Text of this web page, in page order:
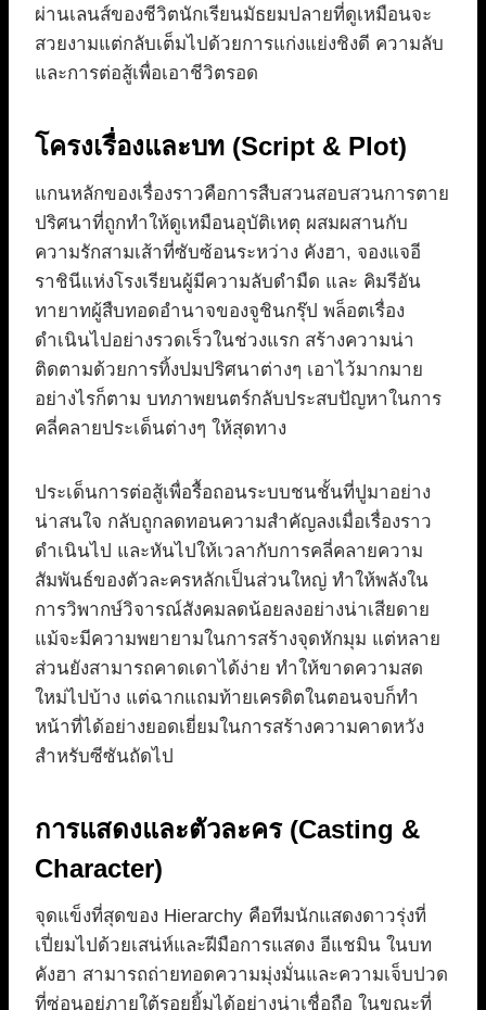
ผ่านเลนส์ของชีวิตนักเรียนมัธยมปลายที่ดูเหมือนจะ
สวยงามแต่กลับเต็มไปด้วยการแก่งแย่งชิงดี ความลับ
และการต่อสู้เพื่อเอาชีวิตรอด
โครงเรื่องและบท (Script & Plot)
แกนหลักของเรื่องราวคือการสืบสวนสอบสวนการตาย
ปริศนาที่ถูกทำให้ดูเหมือนอุบัติเหตุ ผสมผสานกับ
ความรักสามเส้าที่ซับซ้อนระหว่าง คังฮา, จองแจอี
ราชินีแห่งโรงเรียนผู้มีความลับดำมืด และ คิมรีอัน
ทายาทผู้สืบทอดอำนาจของจูชินกรุ๊ป พล็อตเรื่อง
ดำเนินไปอย่างรวดเร็วในช่วงแรก สร้างความน่า
ติดตามด้วยการทิ้งปมปริศนาต่างๆ เอาไว้มากมาย
อย่างไรก็ตาม บทภาพยนตร์กลับประสบปัญหาในการ
คลี่คลายประเด็นต่างๆ ให้สุดทาง
ประเด็นการต่อสู้เพื่อรื้อถอนระบบชนชั้นที่ปูมาอย่าง
น่าสนใจ กลับถูกลดทอนความสำคัญลงเมื่อเรื่องราว
ดำเนินไป และหันไปให้เวลากับการคลี่คลายความ
สัมพันธ์ของตัวละครหลักเป็นส่วนใหญ่ ทำให้พลังใน
การวิพากษ์วิจารณ์สังคมลดน้อยลงอย่างน่าเสียดาย
แม้จะมีความพยายามในการสร้างจุดหักมุม แต่หลาย
ส่วนยังสามารถคาดเดาได้ง่าย ทำให้ขาดความสด
ใหม่ไปบ้าง แต่ฉากแถมท้ายเครดิตในตอนจบก็ทำ
หน้าที่ได้อย่างยอดเยี่ยมในการสร้างความคาดหวัง
สำหรับซีซันถัดไป
การแสดงและตัวละคร (Casting &
Character)
จุดแข็งที่สุดของ Hierarchy คือทีมนักแสดงดาวรุ่งที่
เปี่ยมไปด้วยเสน่ห์และฝีมือการแสดง อีแชมิน ในบท
คังฮา สามารถถ่ายทอดความมุ่งมั่นและความเจ็บปวด
ที่ซ่อนอยู่ภายใต้รอยยิ้มได้อย่างน่าเชื่อถือ ในขณะที่